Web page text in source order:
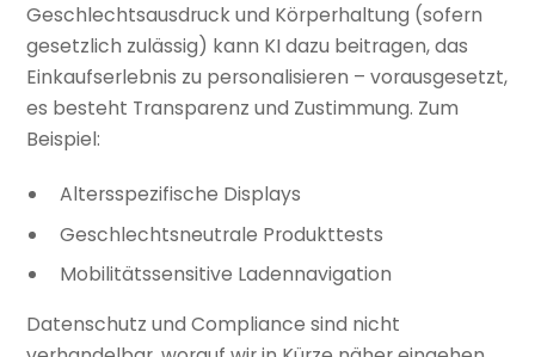
Geschlechtsausdruck und Körperhaltung (sofern
gesetzlich zulässig) kann KI dazu beitragen, das
Einkaufserlebnis zu personalisieren – vorausgesetzt,
es besteht Transparenz und Zustimmung. Zum
Beispiel:
Altersspezifische Displays
Geschlechtsneutrale Produkttests
Mobilitätssensitive Ladennavigation
Datenschutz und Compliance sind nicht